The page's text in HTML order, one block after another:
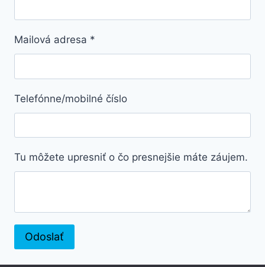
Mailová adresa *
Telefónne/mobilné číslo
Tu môžete upresniť o čo presnejšie máte záujem.
Odoslať